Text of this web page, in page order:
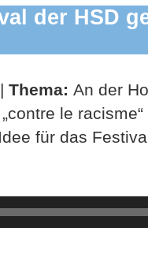
der HSD
Thema: An der
le
für das